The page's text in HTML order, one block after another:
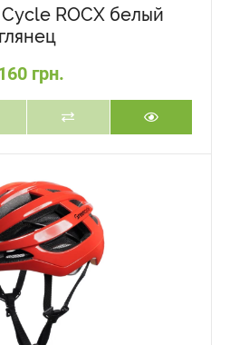
ROCX белый
глянец
грн.